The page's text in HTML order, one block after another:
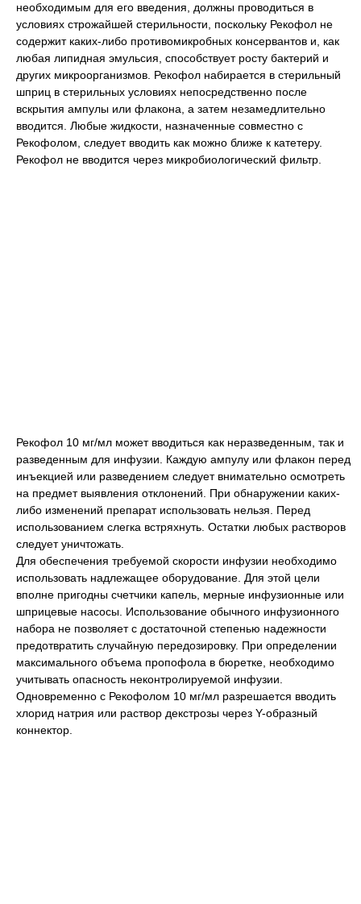
необходимым для его введения, должны проводиться в
условиях строжайшей стерильности, поскольку Рекофол не
содержит каких-либо противомикробных консервантов и, как
любая липидная эмульсия, способствует росту бактерий и
других микроорганизмов. Рекофол набирается в стерильный
шприц в стерильных условиях непосредственно после
вскрытия ампулы или флакона, а затем незамедлительно
вводится. Любые жидкости, назначенные совместно с
Рекофолом, следует вводить как можно ближе к катетеру.
Рекофол не вводится через микробиологический фильтр.
Рекофол 10 мг/мл может вводиться как неразведенным, так и
разведенным для инфузии. Каждую ампулу или флакон перед
инъекцией или разведением следует внимательно осмотреть
на предмет выявления отклонений. При обнаружении каких-
либо изменений препарат использовать нельзя. Перед
использованием слегка встряхнуть. Остатки любых растворов
следует уничтожать.
Для обеспечения требуемой скорости инфузии необходимо
использовать надлежащее оборудование. Для этой цели
вполне пригодны счетчики капель, мерные инфузионные или
шприцевые насосы. Использование обычного инфузионного
набора не позволяет с достаточной степенью надежности
предотвратить случайную передозировку. При определении
максимального объема пропофола в бюретке, необходимо
учитывать опасность неконтролируемой инфузии.
Одновременно с Рекофолом 10 мг/мл разрешается вводить
хлорид натрия или раствор декстрозы через Y-образный
коннектор.